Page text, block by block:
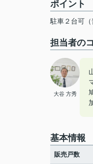
ポイント
駐車２台可
担当者の
大谷 方秀
基本情報
販売戸数